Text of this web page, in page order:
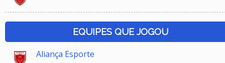
EQUIPES QUE JOGOU
Aliança Esporte